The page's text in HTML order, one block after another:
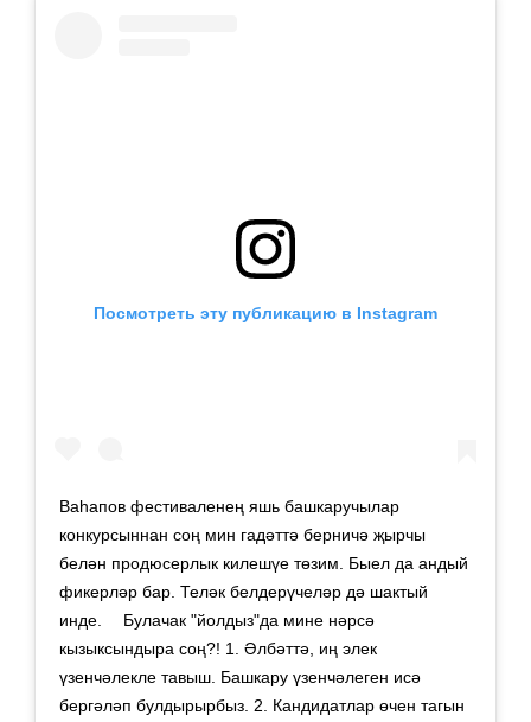
Посмотреть эту публикацию в Instagram
Ваһапов фестиваленең яшь башкаручылар
конкурсыннан соң мин гадәттә берничә җырчы
белән продюсерлык килешүе төзим. Быел да андый
фикерләр бар. Теләк белдерүчеләр дә шактый
инде. ⠀ Булачак "йолдыз"да мине нәрсә
кызыксындыра соң?! 1. Әлбәттә, иң элек
үзенчәлекле тавыш. Башкару үзенчәлеген исә
бергәләп булдырырбыз. 2. Кандидатлар өчен тагын